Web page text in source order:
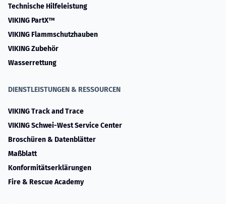
Technische Hilfeleistung
VIKING PartX™
VIKING Flammschutzhauben
VIKING Zubehör
Wasserrettung
DIENSTLEISTUNGEN & RESSOURCEN
VIKING Track and Trace
VIKING Schwei-West Service Center
Broschüren & Datenblätter
Maßblatt
Konformitätserklärungen
Fire & Rescue Academy